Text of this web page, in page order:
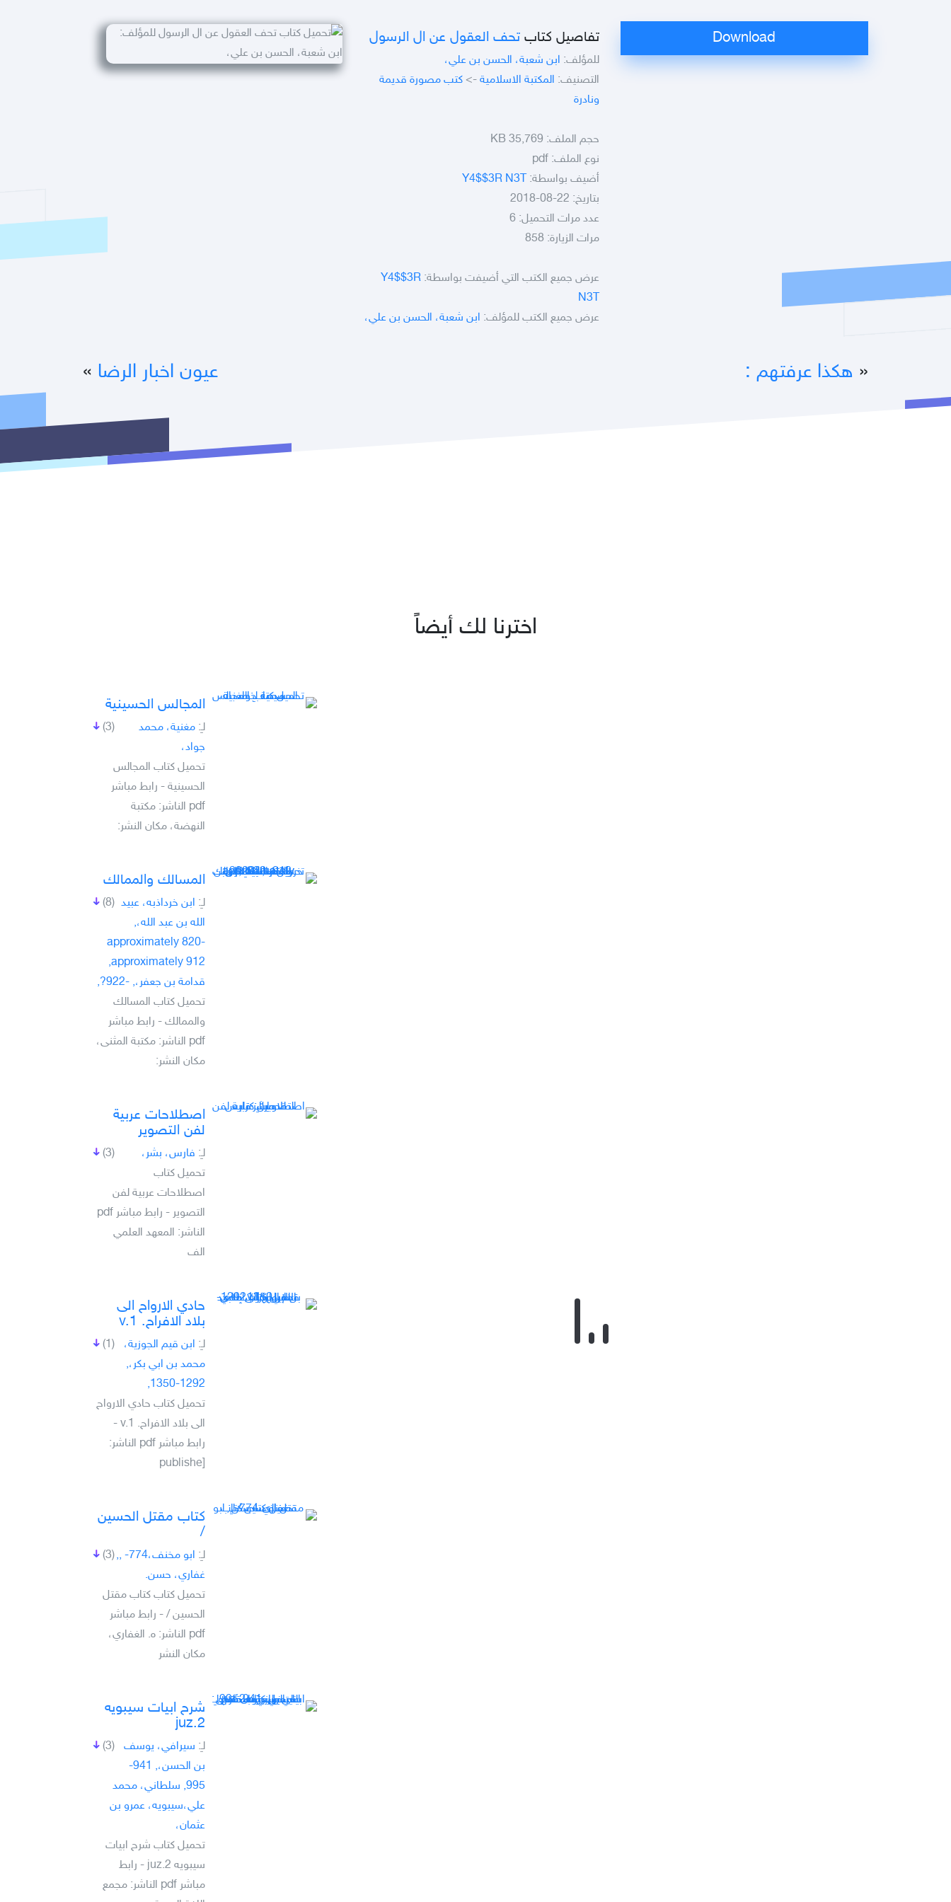
تفاصيل كتاب تحف العقول عن ال الرسول
للمؤلف: ابن شعبة، الحسن بن علي،
التصنيف: المكتبة الاسلامية -> كتب مصورة قديمة
ونادرة
حجم الملف: 35,769 KB
نوع الملف: pdf
أضيف بواسطة: Y4$$3R N3T
بتاريخ: 22-08-2018
عدد مرات التحميل: 6
مرات الزيارة: 858
عرض جميع الكتب التي أضيفت بواسطة: Y4$$3R
N3T
عرض جميع الكتب للمؤلف: ابن شعبة، الحسن بن علي،
« هكذا عرفتهم : عيون اخبار الرضا »
اخترنا لك أيضاً
المجالس الحسينية
(3) لـِ: مغنية، محمد
جواد،
تحميل كتاب المجالس
الحسينية - رابط مباشر
pdf الناشر: مكتبة
النهضة، مكان النشر:
المسالك والممالك
(8) لـِ: ابن خرداذبه، عبيد
الله بن عبد الله،,
approximately 820-
approximately 912,
قدامة بن جعفر،, -922?,
تحميل كتاب المسالك
والممالك - رابط مباشر
pdf الناشر: مكتبة المثنى،
مكان النشر:
اصطلاحات عربية
لفن التصوير
(3) لـِ: فارس، بشر،
تحميل كتاب
اصطلاحات عربية لفن
التصوير - رابط مباشر pdf
الناشر: المعهد العلمي
الف
حادي الارواح الى
بلاد الافراح. v.1
(1) لـِ: ابن قيم الجوزية،
محمد بن ابي بكر،,
1292-1350,
تحميل كتاب حادي الارواح
الى بلاد الافراح. v.1 -
رابط مباشر pdf الناشر:
كتاب مقتل الحسين
/‎
(3) لـِ:
ابو مخنف،‎, -774,
غفاري، حسن.
تحميل كتاب كتاب مقتل
الحسين /‎ - رابط مباشر
pdf الناشر: ه. الغفاري،
مكان النشر
شرح ابيات سيبويه
juz.2
(3) لـِ: سيرافي، يوسف
بن الحسن،, 941-
995, سلطاني، محمد
علي،سيبويه، عمرو بن
عثمان،
تحميل كتاب شرح ابيات
سيبويه juz.2 - رابط
مباشر pdf الناشر: مجمع